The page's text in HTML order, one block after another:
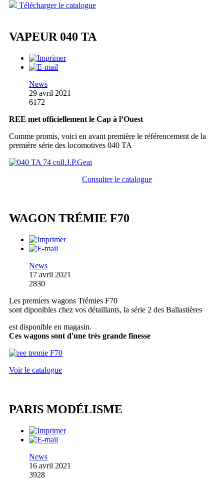
Télécharger le catalogue
VAPEUR 040 TA
News
29 avril 2021
6172
REE met officiellement le Cap à l’Ouest
Comme promis, voici en avant première le référencement de la
première série des locomotives 040 TA
Consulter le catalogue
WAGON TRÉMIE F70
News
17 avril 2021
2830
Les premiers wagons Trémies F70
sont diponibles chez vos détaillants, la série 2 des Ballastières
est disponible en magasin.
Ces wagons sont d'une très grande finesse
Voir le catalogue
PARIS MODÉLISME
News
16 avril 2021
3928